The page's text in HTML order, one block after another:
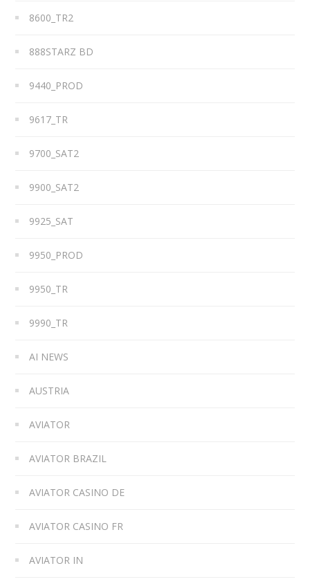
8600_TR2
888STARZ BD
9440_PROD
9617_TR
9700_SAT2
9900_SAT2
9925_SAT
9950_PROD
9950_TR
9990_TR
AI NEWS
AUSTRIA
AVIATOR
AVIATOR BRAZIL
AVIATOR CASINO DE
AVIATOR CASINO FR
AVIATOR IN